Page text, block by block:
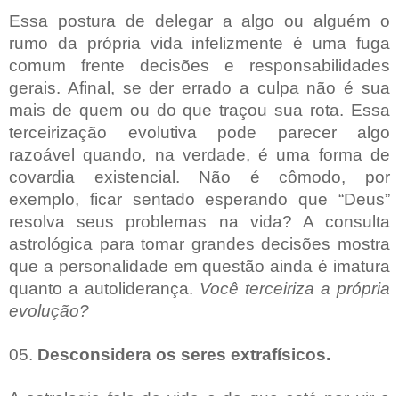
Essa postura de delegar a algo ou alguém o
rumo da própria vida infelizmente é uma fuga
comum frente decisões e responsabilidades
gerais. Afinal, se der errado a culpa não é sua
mais de quem ou do que traçou sua rota. Essa
terceirização evolutiva pode parecer algo
razoável quando, na verdade, é uma forma de
covardia existencial. Não é cômodo, por
exemplo, ficar sentado esperando que “Deus”
resolva seus problemas na vida? A consulta
astrológica para tomar grandes decisões mostra
que a personalidade em questão ainda é imatura
quanto a autoliderança. Você terceiriza a própria
evolução?
05. Desconsidera os seres extrafísicos.